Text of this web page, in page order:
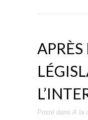
APRÈS
Posté dans A la